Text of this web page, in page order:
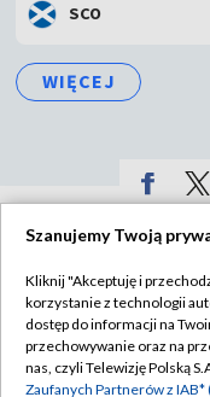
SCO
WIĘCEJ
Szanujemy Twoją
Kliknij "Akceptuję i
korzystanie z technologii
dostęp do informacji na
przechowywanie oraz na
nas, czyli Telewizję Polską
Zaufanych Partnerów z